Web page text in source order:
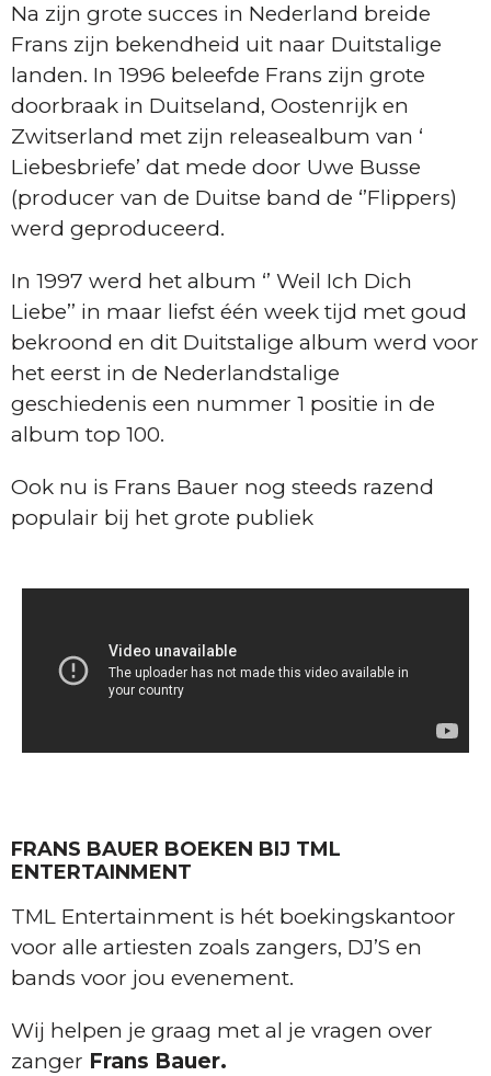
Na zijn grote succes in Nederland breide
Frans zijn bekendheid uit naar Duitstalige
landen. In 1996 beleefde Frans zijn grote
doorbraak in Duitseland, Oostenrijk en
Zwitserland met zijn releasealbum van ‘
Liebesbriefe’ dat mede door Uwe Busse
(producer van de Duitse band de ‘’Flippers)
werd geproduceerd.
In 1997 werd het album ‘’ Weil Ich Dich
Liebe’’ in maar liefst één week tijd met goud
bekroond en dit Duitstalige album werd voor
het eerst in de Nederlandstalige
geschiedenis een nummer 1 positie in de
album top 100.
Ook nu is Frans Bauer nog steeds razend
populair bij het grote publiek
FRANS BAUER BOEKEN BIJ TML
ENTERTAINMENT
TML Entertainment is hét boekingskantoor
voor alle artiesten zoals zangers, DJ’S en
bands voor jou evenement.
Wij helpen je graag met al je vragen over
zanger Frans Bauer.